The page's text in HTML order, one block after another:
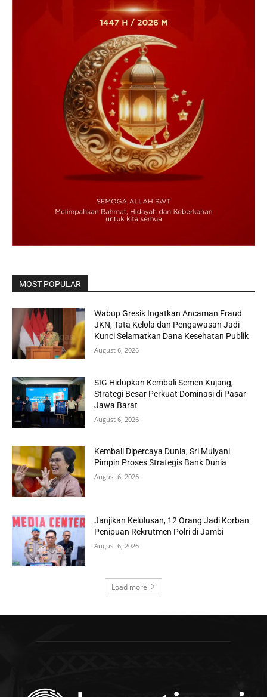
MOST POPULAR
Wabup Gresik Ingatkan Ancaman Fraud
JKN, Tata Kelola dan Pengawasan Jadi
Kunci Selamatkan Dana Kesehatan Publik
August 6, 2026
SIG Hidupkan Kembali Semen Kujang,
Strategi Besar Perkuat Dominasi di Pasar
Jawa Barat
August 6, 2026
Kembali Dipercaya Dunia, Sri Mulyani
Pimpin Proses Strategis Bank Dunia
August 6, 2026
Janjikan Kelulusan, 12 Orang Jadi Korban
Penipuan Rekrutmen Polri di Jambi
August 6, 2026
Load more